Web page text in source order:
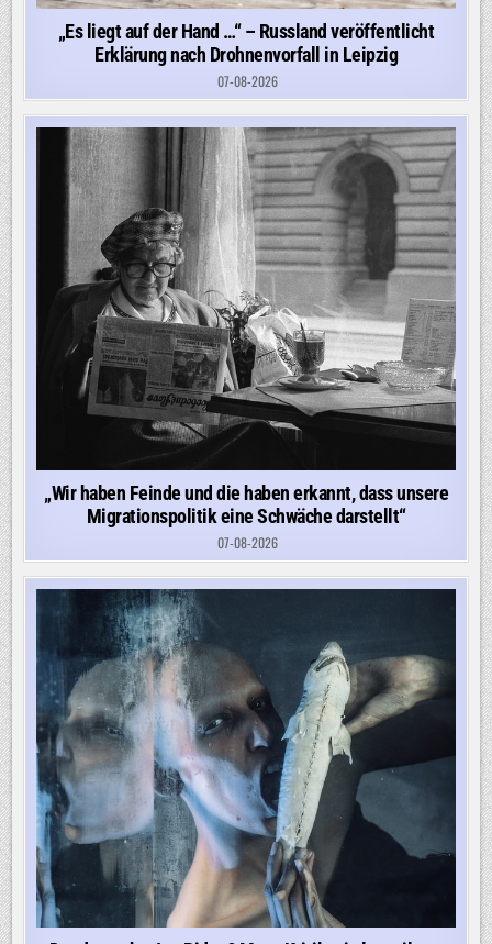
„Es liegt auf der Hand …“ – Russland veröffentlicht
Erklärung nach Drohnenvorfall in Leipzig
07-08-2026
„Wir haben Feinde und die haben erkannt, dass unsere
Migrationspolitik eine Schwäche darstellt“
07-08-2026